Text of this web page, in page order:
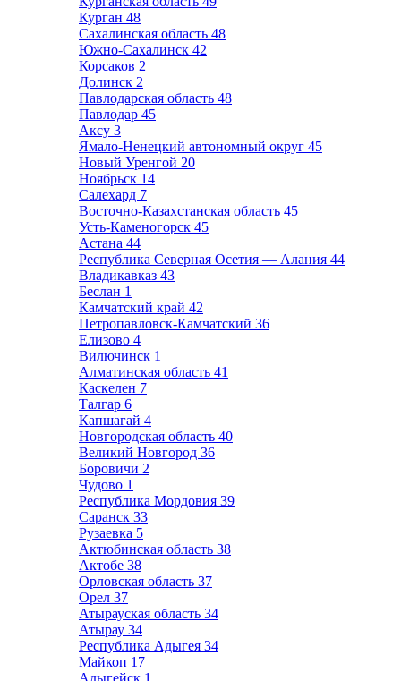
Курган 48
Сахалинская область 48
Южно-Сахалинск 42
Корсаков 2
Долинск 2
Павлодарская область 48
Павлодар 45
Аксу 3
Ямало-Ненецкий автономный округ 45
Новый Уренгой 20
Ноябрьск 14
Салехард 7
Восточно-Казахстанская область 45
Усть-Каменогорск 45
Астана 44
Республика Северная Осетия — Алания 44
Владикавказ 43
Беслан 1
Камчатский край 42
Петропавловск-Камчатский 36
Елизово 4
Вилючинск 1
Алматинская область 41
Каскелен 7
Талгар 6
Капшагай 4
Новгородская область 40
Великий Новгород 36
Боровичи 2
Чудово 1
Республика Мордовия 39
Саранск 33
Рузаевка 5
Актюбинская область 38
Актобе 38
Орловская область 37
Орел 37
Атырауская область 34
Атырау 34
Республика Адыгея 34
Майкоп 17
Адыгейск 1